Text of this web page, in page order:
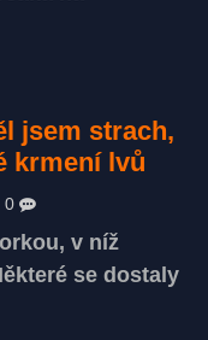
jsem strach,
krmení lvů
0
v níž
se dostaly